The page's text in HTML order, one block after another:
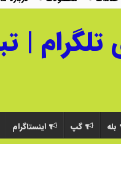
بله گپ اینستاگرام